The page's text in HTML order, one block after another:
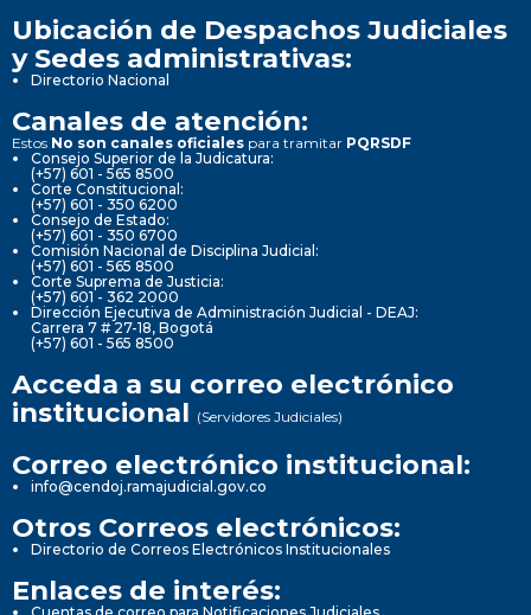
Ubicación de Despachos Judiciales
y Sedes administrativas:
Directorio Nacional
Canales de atención:
Estos No son canales oficiales para tramitar PQRSDF
Consejo Superior de la Judicatura:
(+57) 601 - 565 8500
Corte Constitucional:
(+57) 601 - 350 6200
Consejo de Estado:
(+57) 601 - 350 6700
Comisión Nacional de Disciplina Judicial:
(+57) 601 - 565 8500
Corte Suprema de Justicia:
(+57) 601 - 362 2000
Dirección Ejecutiva de Administración Judicial - DEAJ:
Carrera 7 # 27-18, Bogotá
(+57) 601 - 565 8500
Acceda a su correo electrónico
institucional (Servidores Judiciales)
Correo electrónico institucional:
info@cendoj.ramajudicial.gov.co
Otros Correos electrónicos:
Directorio de Correos Electrónicos Institucionales
Enlaces de interés: